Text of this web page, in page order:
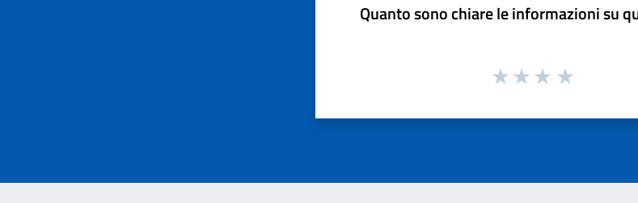
Quanto sono chiare le informazioni su